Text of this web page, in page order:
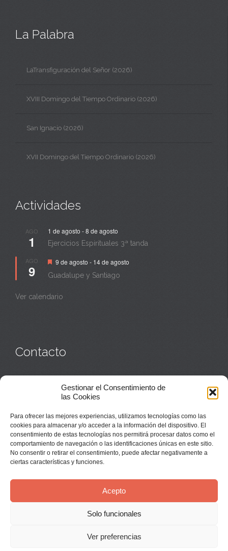
Gestionar el Consentimiento de
las Cookies
Para ofrecer las mejores experiencias, utilizamos tecnologías como las
cookies para almacenar y/o acceder a la información del dispositivo. El
consentimiento de estas tecnologías nos permitirá procesar datos como el
comportamiento de navegación o las identificaciones únicas en este sitio.
No consentir o retirar el consentimiento, puede afectar negativamente a
ciertas características y funciones.
Acepto
Solo funcionales
Ver preferencias
La Palabra
LaTransfiguración del Señor (2026)
XVIII Domingo del Tiempo Ordinario (2026)
San Ignacio (2026)
XVII Domingo del Tiempo Ordinario (2026)
Actividades
AGO
1
1 de agosto -8 de agosto
Ejercicios Espirituales 3ª tanda
AGO
9
Destacado
9 de agosto - 14 de agosto
Guadalupe y Santiago
Ver calendario
Contacto
Monasterio:949 835 032
Casa de acogida:609 423 521o949 835 058
Parroquia y sacerdotes:949 835 111
Monasterio:monasterio@buenafuente.org
Información:informacion@buenafuente.org
Casa de acogida:acogida@buenafuente.org
Ángel Moreno:angel@buenafuente.org
© Buenafuente del Sistal 2025 |
↑